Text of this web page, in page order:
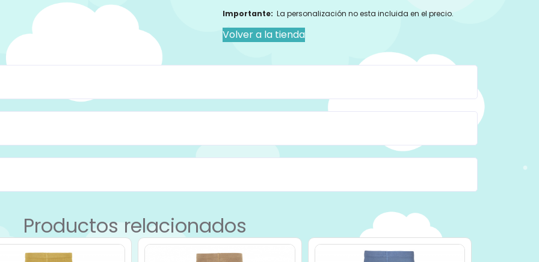
Importante: La personalización no esta incluida en el precio.
Volver a la tienda
Productos relacionados